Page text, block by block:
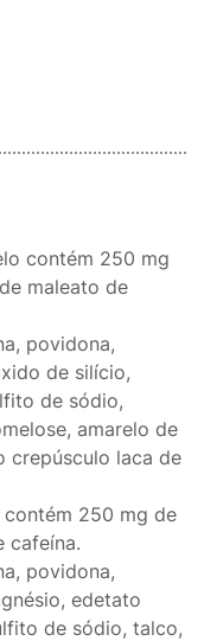
contém 250 mg
maleato de
povidona,
de silício,
de sódio,
amarelo de
crepúsculo laca de
250 mg de
cafeína.
povidona,
edetato
de sódio, talco,